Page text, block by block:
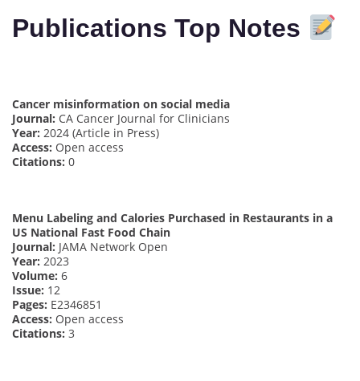
Publications Top Notes
Cancer misinformation on social media
Journal: CA Cancer Journal for Clinicians
Year: 2024 (Article in Press)
Access: Open access
Citations: 0
Menu Labeling and Calories Purchased in Restaurants in a
US National Fast Food Chain
Journal: JAMA Network Open
Year: 2023
Volume: 6
Issue: 12
Pages: E2346851
Access: Open access
Citations: 3